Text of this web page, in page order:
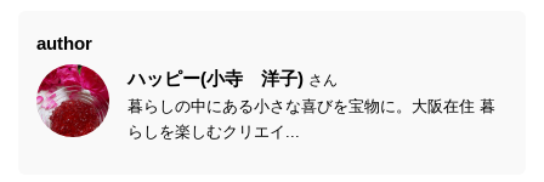
author
ハッピー(小寺 洋子) さん
暮らしの中にある小さな喜びを宝物に。大阪在住 暮
らしを楽しむクリエイ...